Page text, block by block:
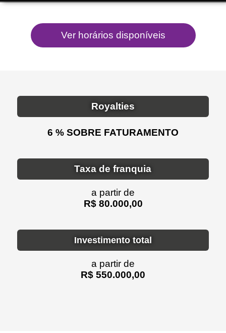
Royalties
6 % SOBRE FATURAMENTO
Taxa de franquia
a partir de
R$ 80.000,00
Investimento total
a partir de
R$ 550.000,00